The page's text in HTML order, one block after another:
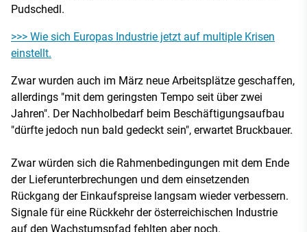
Pudschedl.
>>> Wie sich Europas Industrie jetzt auf multiple Krisen
einstellt.
Zwar wurden auch im März neue Arbeitsplätze geschaffen,
allerdings "mit dem geringsten Tempo seit über zwei
Jahren". Der Nachholbedarf beim Beschäftigungsaufbau
"dürfte jedoch nun bald gedeckt sein", erwartet Bruckbauer.
Zwar würden sich die Rahmenbedingungen mit dem Ende
der Lieferunterbrechungen und dem einsetzenden
Rückgang der Einkaufspreise langsam wieder verbessern.
Signale für eine Rückkehr der österreichischen Industrie
auf den Wachstumspfad fehlten aber noch.